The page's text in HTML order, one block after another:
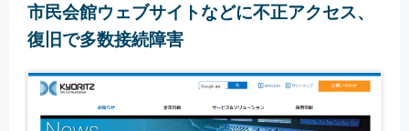
市民会館ウェブサイトなどに不正アクセス、
復旧で多数接続障害